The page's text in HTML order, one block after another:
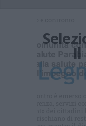
Il